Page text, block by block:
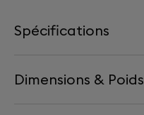
Spécifications
Haut-parleurs
Dimensions & Poids